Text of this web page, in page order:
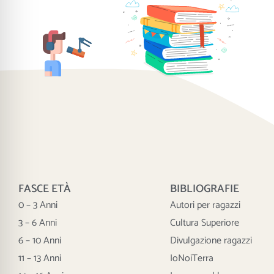
FASCE ETÀ
0 – 3 Anni
3 – 6 Anni
6 – 10 Anni
11 – 13 Anni
BIBLIOGRAFIE
Autori per ragazzi
Cultura Superiore
Divulgazione ragazzi
IoNoiTerra